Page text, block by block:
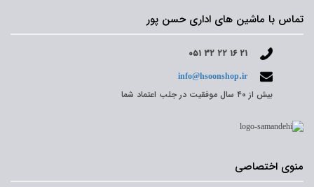
تماس با ماشین های اداری حسن پور
۰۵۱ ۳۲ ۲۲ ۱۶ ۲۱
info@hsoonshop.ir
بیش از ۴۰ سال موفقیت در جلب اعتماد شما
منوی اختصاصی